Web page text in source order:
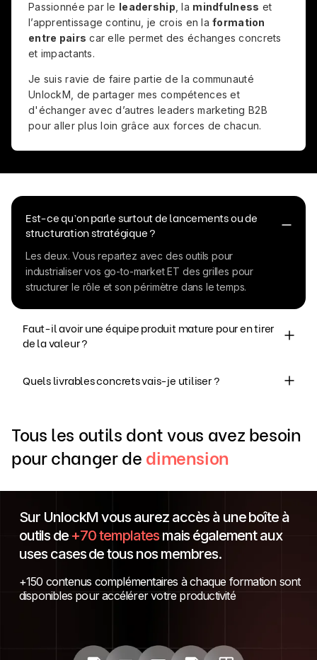
Passionnée par le leadership, la mindfulness et
l’apprentissage continu, je crois en laformation
entre pairs car elle permet des échanges concrets
et impactants.
Je suis ravie de faire partie de la communauté
UnlockM, de partager mes compétences et
d'échanger avec d’autres leaders marketing B2B
pour aller plus loin grâce aux forces de chacun.
Est-ce qu’on parle surtout de lancements ou de
structuration stratégique ?
Les deux. Vous repartez avec des outils pour
industrialiser vos go-to-market ET des grilles pour
structurer le rôle et son périmètre dans le temps.
Faut-il avoir une équipe produit mature pour en tirer
de la valeur ?
Non. Justement : la formation vous aide à poser les
Quels livrables concrets vais-je utiliser ?
checklist, battlecard, orga), des plans d’action 30-60-90,
exemples tirés du réel.
Tous les outils dont vous avez besoin
pour changer de dimension
Sur UnlockM vous aurez accès à une boîte à
outils de +70 templatesmais également aux
uses cases de tous nos membres.
+150 contenus complémentaires à chaque formation sont
disponibles pour accélérer votre productivité